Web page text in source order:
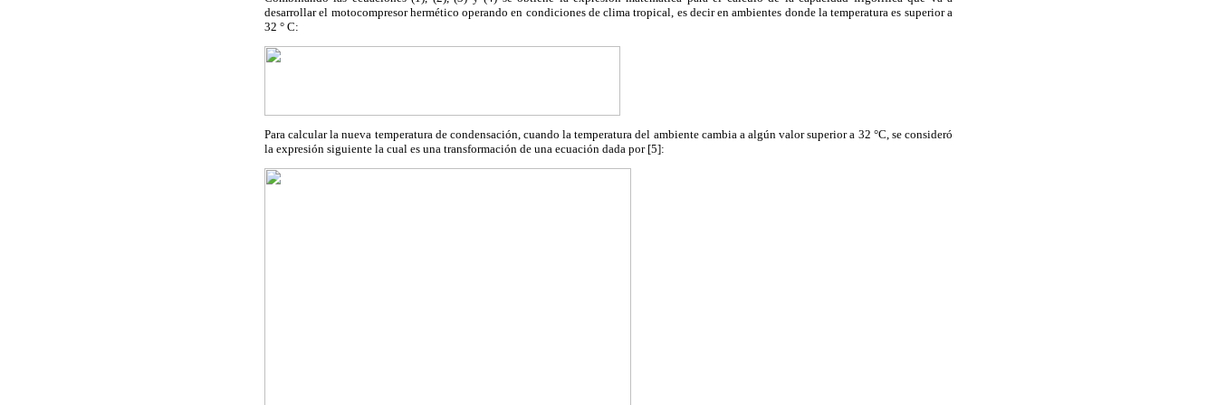
desarrollar el motocompresor hermético operando en condiciones de clima tropical, es decir en ambientes donde la temperatura es superior a
32 ° C:
Para calcular la nueva temperatura de condensación, cuando la temperatura del ambiente cambia a algún valor superior a 32 °C, se consideró
la expresión siguiente la cual es una transformación de una ecuación dada por [5]: